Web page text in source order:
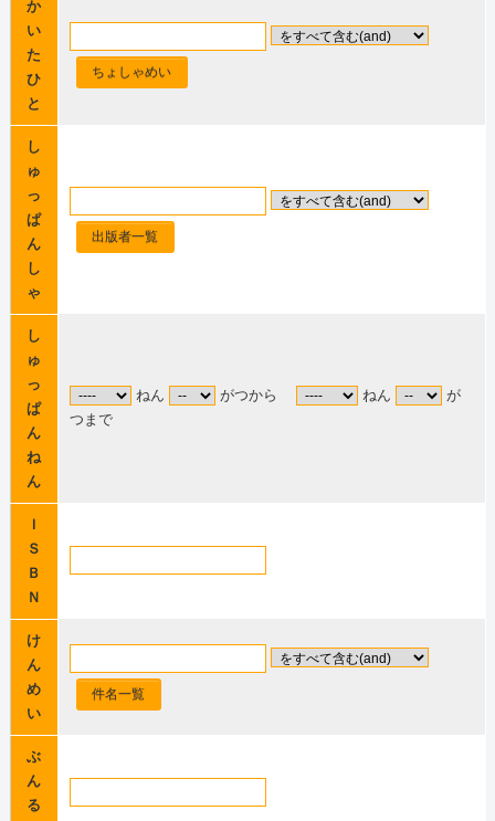
か
い
た
ひ
と
ちょしゃめい
し
ゅ
っ
ぱ
ん
し
ゃ
出版者一覧
し
ゅ
っ
ぱ
ん
ね
ん
ねん がつから ねん
が
つまで
Ｓ
Ｂ
Ｎ
け
ん
め
い
件名一覧
ぶ
ん
る